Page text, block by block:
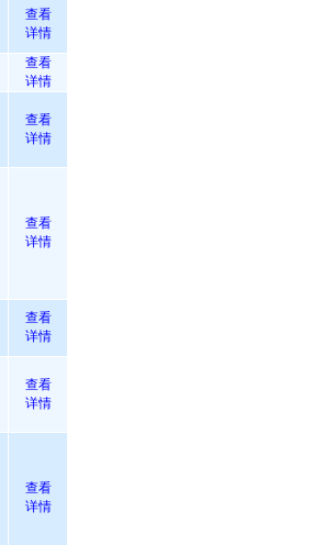
查看
详情
查看
详情
查看
详情
查看
详情
查看
详情
查看
详情
查看
详情